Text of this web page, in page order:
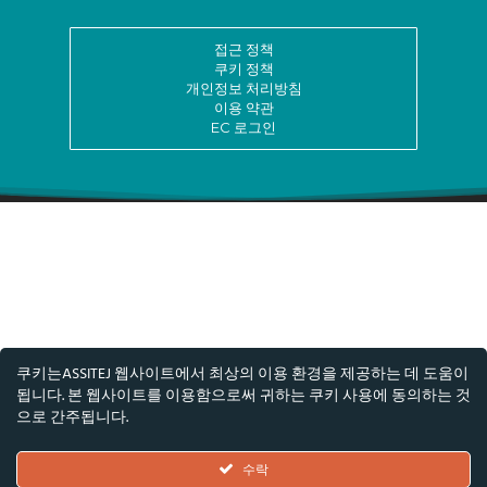
접근 정책
쿠키 정책
개인정보 처리방침
이용 약관
EC 로그인
회
쿠키는ASSITEJ 웹사이트에서 최상의 이용 환경을 제공하는 데 도움이
됩니다. 본 웹사이트를 이용함으로써 귀하는 쿠키 사용에 동의하는 것
으로 간주됩니다.
수락